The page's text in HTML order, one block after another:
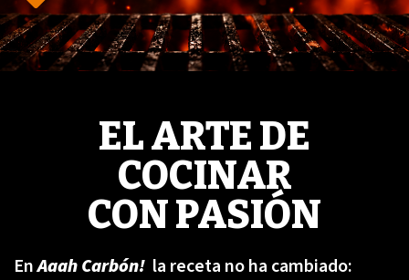
EL ARTE DE
COCINAR
CON PASIÓN
EnAaah Carbón! la receta no ha cambiado: